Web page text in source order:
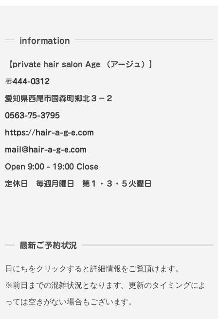
information
【private hair salon Age （アージュ） 】
〠444-0312
愛知県西尾市国森町郷北３－２
0563-75-3795
https://hair-a-g-e.com
mail@hair-a-g-e.com
Open 9:00 - 19:00 Close
定休日 毎週月曜日 第１・３・５火曜日
最新ご予約状況
日にちをクリックすると詳細情報をご覧頂けます。
※前日までの混雑状況となります。更新のタイミングによ
っては空きがない場合もございます。